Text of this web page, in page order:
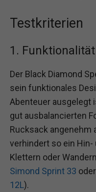
Testkriterien
1.
Der Black Diamond
sein funktionales
Abenteuer ausgelegt
gut ausbalancierten
Rucksack angenehm
verhindert so ein
Klettern oder
Simond Sprint 33
12L).